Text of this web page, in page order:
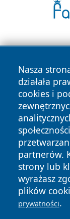
Nasza
działała
cookies i
partnerów.
strony lub
wyrażasz
plików
prywatności.
Copyright ©
zastrzeżone.
News Autorzy